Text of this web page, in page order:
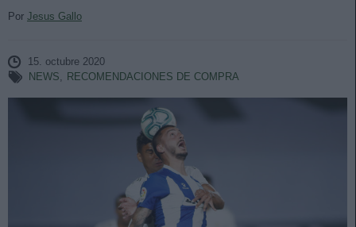
Por Jesus Gallo
15. octubre 2020
NEWS, RECOMENDACIONES DE COMPRA